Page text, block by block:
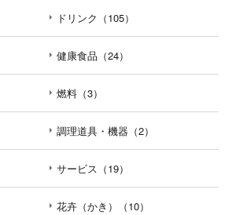
ドリンク（105）
健康食品（24）
燃料（3）
調理道具・機器（2）
サービス（19）
花卉（かき）（10）